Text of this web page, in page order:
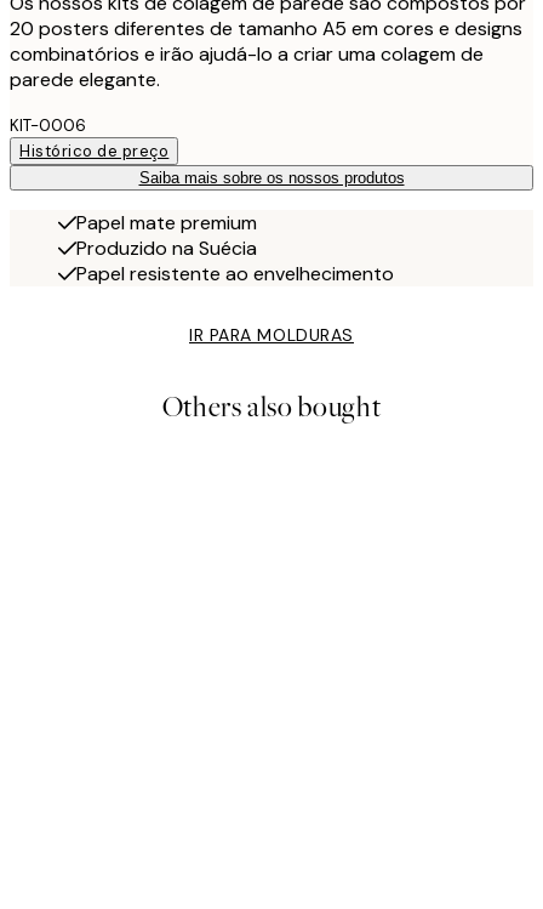
20 posters diferentes de tamanho A5 em cores e designs
combinatórios e irão ajudá-lo a criar uma colagem de
parede elegante.
KIT-0006
Histórico de preço
Saiba mais sobre os nossos produtos
Papel mate premium
Produzido na Suécia
Papel resistente ao envelhecimento
IR PARA MOLDURAS
Others also bought